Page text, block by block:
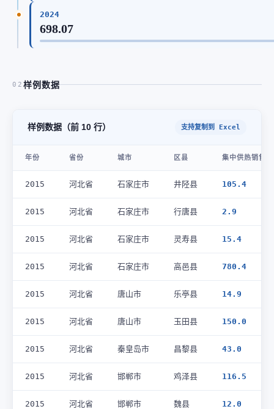
2024
698.07
02 样例数据
样例数据（前 10 行） 支持复制到 Excel
年份 省份 城市 区县 集中供热销售
2015 河北省 石家庄市 井陉县 105.4
2015 河北省 石家庄市 行唐县 2.9
2015 河北省 石家庄市 灵寿县 15.4
2015 河北省 石家庄市 高邑县 780.4
2015 河北省 唐山市 乐亭县 14.9
2015 河北省 唐山市 玉田县 150.0
2015 河北省 秦皇岛市 昌黎县 43.0
2015 河北省 邯郸市 鸡泽县 116.5
2015 河北省 邯郸市 魏县 12.0